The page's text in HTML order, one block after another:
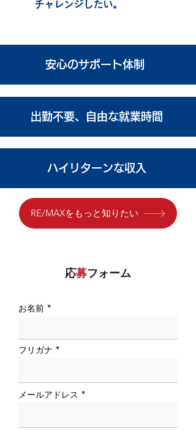
チャレンジしたい。
安心のサポート体制
出勤不要、自由な就業時間
ハイリターンな収入
RE/MAXをもっと知りたい
応募フォーム
お名前
フリガナ
メールアドレス